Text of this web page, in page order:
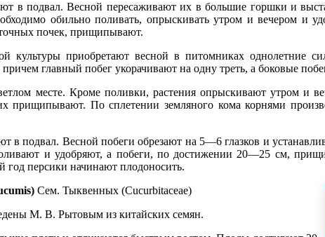
в подвал. Весной пересаживают их в большие горшки и
обильно поливать, опрыскивать утром и вечером и
почек, прищипывают.
культуры приобретают весной в питомниках однолетние
главный побег укорачивают на одну треть, а боковые
месте. Кроме поливки, растения опрыскивают утром и
прищипывают. По сплетении земляного кома корнями
в подвал. Весной побеги обрезают на 5—6 глазков и
и удобряют, а побеги, по достижении 20—25 см,
год персики начинают плодоносить.
Сем. Тыквенных (Cucurbitaceae)
М. В. Рытовым из китайских семян.